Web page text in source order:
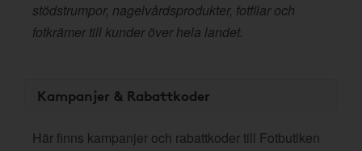
stödstrumpor, nagelvårdsprodukter, fotfilar och
fotkrämer till kunder över hela landet.
Kampanjer & Rabattkoder
Här finns kampanjer och rabattkoder till Fotbutiken